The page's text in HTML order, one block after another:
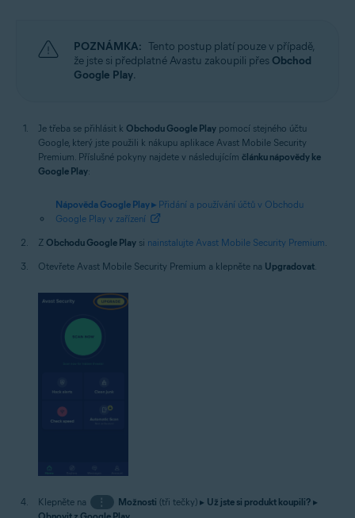
POZNÁMKA: Tento postup platí pouze v případě,
že jste si předplatné Avastu zakoupili přes Obchod
Google Play.
Je třeba se přihlásit k Obchodu Google Play pomocí stejného účtu
Google, který jste použili k nákupu aplikace Avast Mobile Security
Premium. Příslušné pokyny najdete v následujícím článku nápovědy ke
Google Play:
Nápověda Google Play ▸ Přidání a používání účtů v Obchodu
Google Play v zařízení
Z Obchodu Google Play si nainstalujte Avast Mobile Security Premium.
Otevřete Avast Mobile Security Premium a klepněte na Upgradovat.
Klepněte na ⋮ Možnosti (tři tečky) ▸ Už jste si produkt koupili?▸